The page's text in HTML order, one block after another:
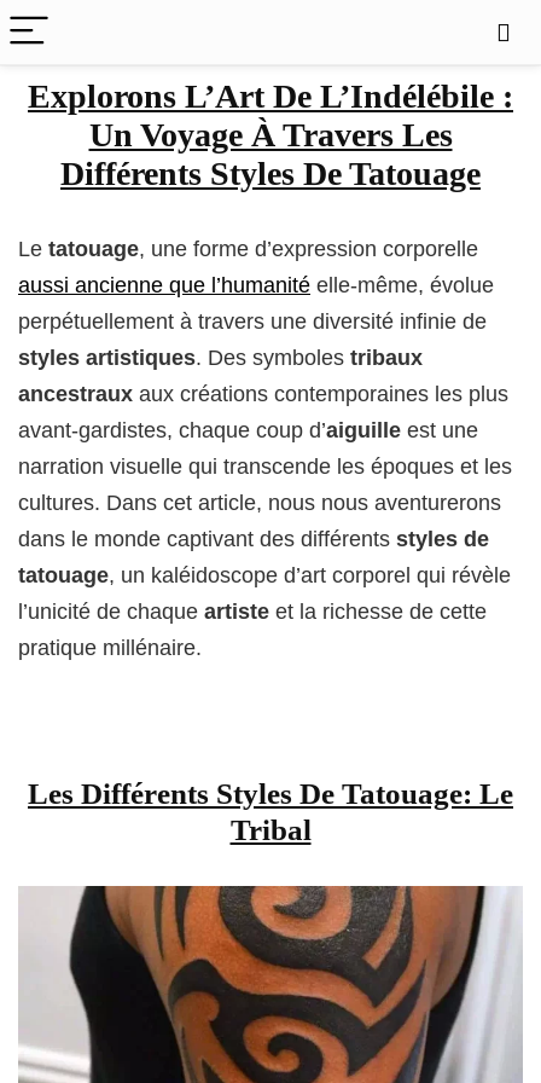
Explorons L’Art De L’Indélébile :
Un Voyage À Travers Les
Différents Styles De Tatouage
Le tatouage, une forme d’expression corporelle
aussi ancienne que l’humanité elle-même, évolue
perpétuellement à travers une diversité infinie de
styles artistiques. Des symboles tribaux
ancestraux aux créations contemporaines les plus
avant-gardistes, chaque coup d’aiguille est une
narration visuelle qui transcende les époques et les
cultures. Dans cet article, nous nous aventurerons
dans le monde captivant des différents styles de
tatouage, un kaléidoscope d’art corporel qui révèle
l’unicité de chaque artiste et la richesse de cette
pratique millénaire.
Les Différents Styles De Tatouage: Le
Tribal